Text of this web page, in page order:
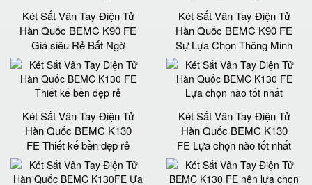
Két Sắt Vân Tay Điện Tử
Hàn Quốc BEMC K90 FE
Giá siêu Rẻ Bất Ngờ
Két Sắt Vân Tay Điện Tử
Hàn Quốc BEMC K90 FE
Sự Lựa Chọn Thông Minh
Két Sắt Vân Tay Điện Tử
Hàn Quốc BEMC K130
FE Thiết kế bền đẹp rẻ
Két Sắt Vân Tay Điện Tử
Hàn Quốc BEMC K130
FE Lựa chọn nào tốt nhất